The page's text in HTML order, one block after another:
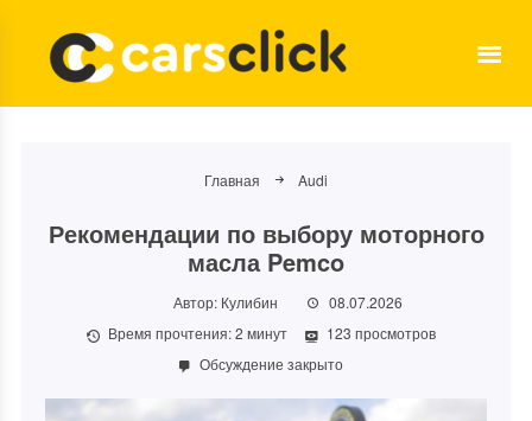
Главная Audi
Рекомендации по выбору моторного
масла Pemco
Автор: Кулибин
08.07.2026
Время прочтения: 2 минут
123 просмотров
Обсуждение закрыто